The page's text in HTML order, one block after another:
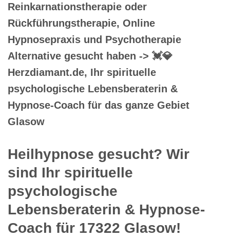
Reinkarnationstherapie oder
Rückführungstherapie, Online
Hypnosepraxis und Psychotherapie
Alternative gesucht haben -> 💓️💎
Herzdiamant.de, Ihr spirituelle
psychologische Lebensberaterin &
Hypnose-Coach für das ganze Gebiet
Glasow
Heilhypnose gesucht? Wir
sind Ihr spirituelle
psychologische
Lebensberaterin & Hypnose-
Coach für 17322 Glasow!